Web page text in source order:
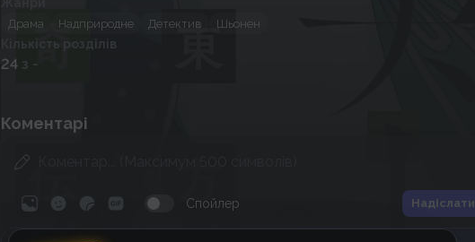
Драма Надприродне Детектив Шьонен
Кількість розділів
24 з -
Коментарі
Спойлер Надіслати